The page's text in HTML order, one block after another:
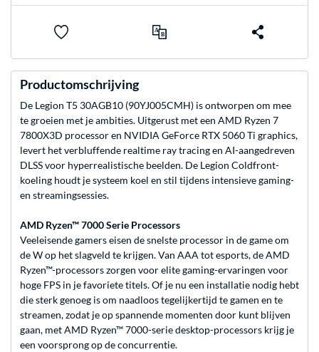
Productomschrijving
De Legion T5 30AGB10 (90YJ005CMH) is ontworpen om mee
te groeien met je ambities. Uitgerust met een AMD Ryzen 7
7800X3D processor en NVIDIA GeForce RTX 5060 Ti graphics,
levert het verbluffende realtime ray tracing en AI-aangedreven
DLSS voor hyperrealistische beelden. De Legion Coldfront-
koeling houdt je systeem koel en stil tijdens intensieve gaming-
en streamingsessies.
AMD Ryzen™ 7000 Serie Processors
Veeleisende gamers eisen de snelste processor in de game om
de W op het slagveld te krijgen. Van AAA tot esports, de AMD
Ryzen™-processors zorgen voor elite gaming-ervaringen voor
hoge FPS in je favoriete titels. Of je nu een installatie nodig hebt
die sterk genoeg is om naadloos tegelijkertijd te gamen en te
streamen, zodat je op spannende momenten door kunt blijven
gaan, met AMD Ryzen™ 7000-serie desktop-processors krijg je
een voorsprong op de concurrentie.